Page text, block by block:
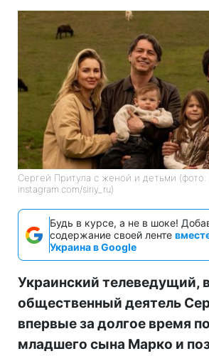
Сергей Притула с женой и детьми (фото:
instagram.com/siriy_ru)
Будь в курсе, а не в шоке!
содержание своей ленте
Украина в Google
Украинский телеведущий,
общественный деятель
впервые за долгое время
младшего сына Марко и